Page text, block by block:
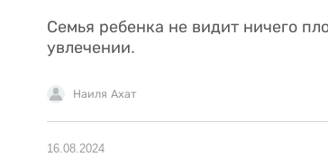
Семья ребенка не видит ничего
увлечении.
Наиля Ахат
16.08.2024